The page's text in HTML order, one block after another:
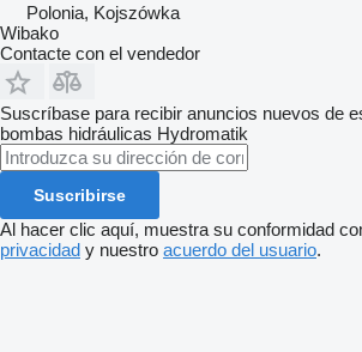
Polonia, Kojszówka
Wibako
Contacte con el vendedor
Suscríbase para recibir anuncios nuevos de
bombas hidráulicas Hydromatik
Suscribirse
Al hacer clic aquí, muestra su conformidad
privacidad y nuestro acuerdo del usuario.